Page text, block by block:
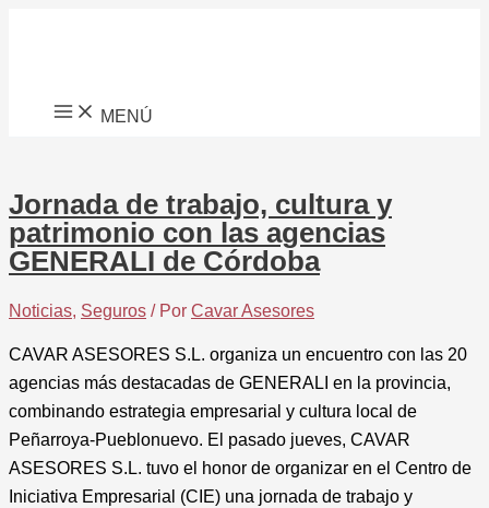
MENÚ
Jornada de trabajo, cultura y
patrimonio con las agencias
GENERALI de Córdoba
Noticias, Seguros / Por Cavar Asesores
CAVAR ASESORES S.L. organiza un encuentro con las 20
agencias más destacadas de GENERALI en la provincia,
combinando estrategia empresarial y cultura local de
Peñarroya-Pueblonuevo. El pasado jueves, CAVAR
ASESORES S.L. tuvo el honor de organizar en el Centro de
Iniciativa Empresarial (CIE) una jornada de trabajo y